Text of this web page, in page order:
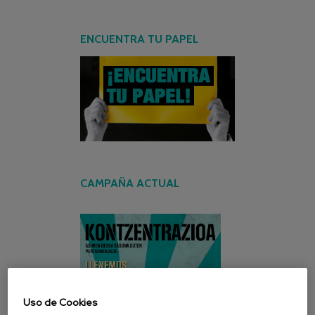
ENCUENTRA TU PAPEL
CAMPAÑA ACTUAL
Uso de Cookies